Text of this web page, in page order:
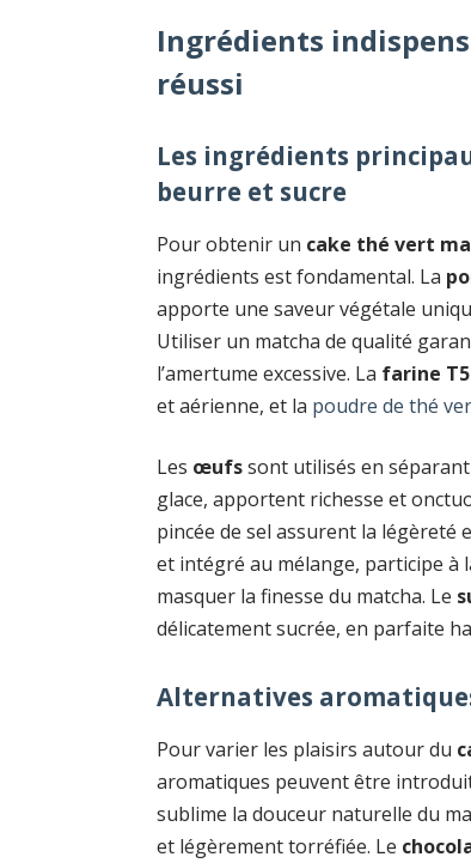
Ingrédients
réussi
Les ingrédients
beurre et sucre
Pour obtenir un cake thé vert
ingrédients est fondamental. La
apporte une saveur végétale
Utiliser un matcha de qualité
l’amertume excessive. La farine
et aérienne, et la poudre de thé
Les œufssont utilisés en séparant
glace, apportent richesse et
pincée de sel assurent la légèreté
et intégré au mélange, participe à
masquer la finesse du matcha. Le
délicatement sucrée, en parfaite
Alternatives
Pour varier les plaisirs autour du
aromatiques peuvent être
sublime la douceur naturelle du
et légèrement torréfiée. Le